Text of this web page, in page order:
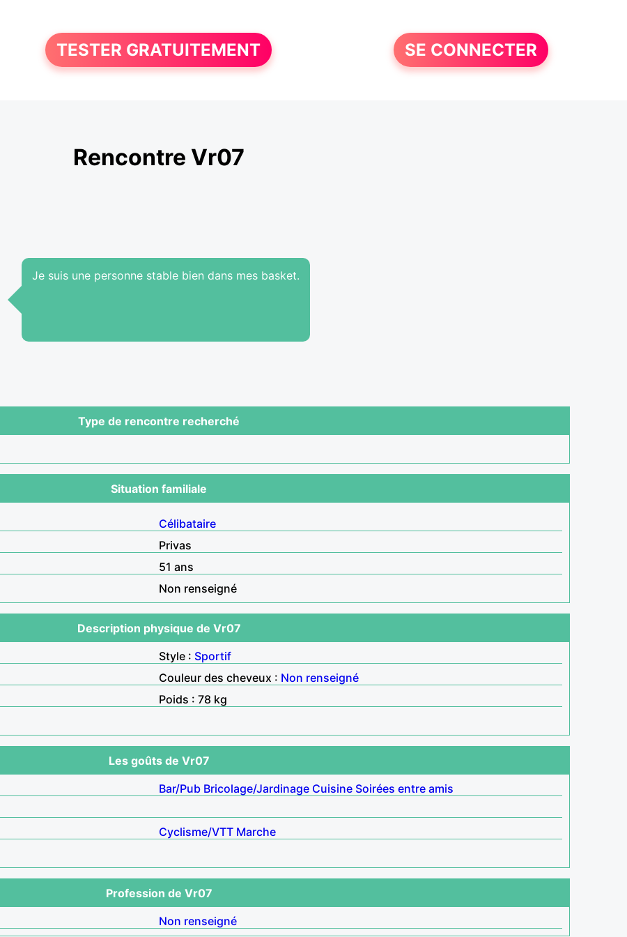
TESTER GRATUITEMENT SE CONNECTER
Rencontre Vr07
Je suis une personne stable bien dans mes basket.
Type de rencontre recherché
Situation familiale
Célibataire
Privas
51 ans
Non renseigné
Description physique de Vr07
Style : Sportif
Couleur des cheveux : Non renseigné
Poids : 78 kg
Les goûts de Vr07
Bar/Pub Bricolage/Jardinage Cuisine Soirées entre amis
Cyclisme/VTT Marche
Profession de Vr07
Non renseigné